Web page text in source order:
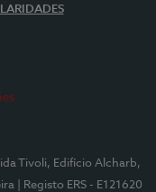
Tivoli, Edifício Alcharb,
| Registo ERS - E121620